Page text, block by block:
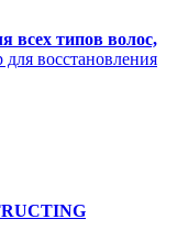
всех типов волос,
восстановления